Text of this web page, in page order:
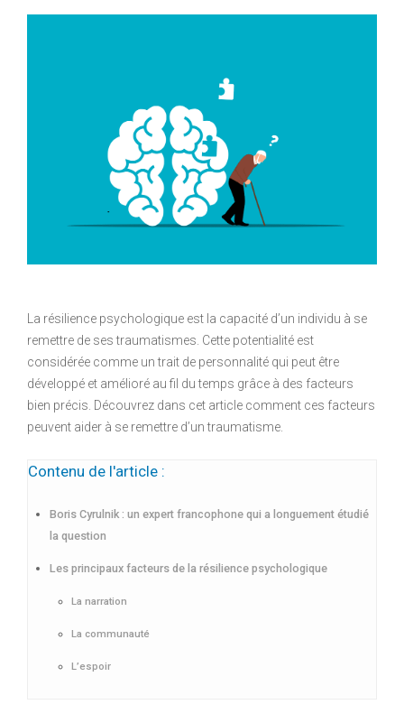
La résilience psychologique est la capacité d’un individu à se
remettre de ses traumatismes. Cette potentialité est
considérée comme un trait de personnalité qui peut être
développé et amélioré au fil du temps grâce à des facteurs
bien précis. Découvrez dans cet article comment ces facteurs
peuvent aider à se remettre d’un traumatisme.
Contenu de l'article :
Boris Cyrulnik : un expert francophone qui a longuement étudié
la question
Les principaux facteurs de la résilience psychologique
La narration
La communauté
L’espoir